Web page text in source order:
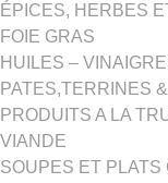
ÉPICES, HERBES
FOIE GRAS
HUILES –
PATES,TERRINES
PRODUITS A LA
VIANDE
SOUPES ET PLATS